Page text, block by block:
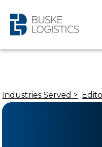
Industries Served >